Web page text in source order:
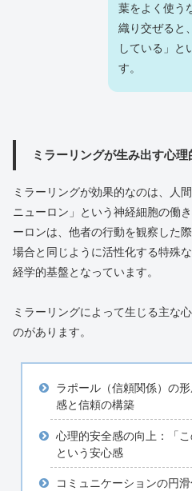
葉をよく使う
織り交ぜると
している」と
す。
ミラーリングが生み出す心理
ミラーリングが効果的なのは、人
ニューロン」という神経細胞の働
ーロンは、他者の行動を観察した
場合と同じように活性化する特殊
経学的基盤となっています。
ミラーリングによって生じる主な
のがあります。
ラポール（信頼関係）の
感と信頼の構築
心理的安全感の向上：「こ
という安心感
コミュニケーションの円